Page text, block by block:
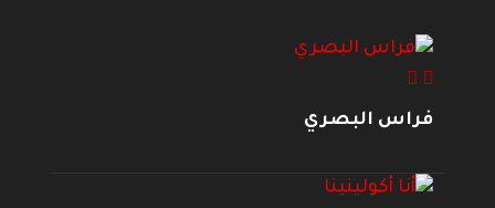
فراس البصري